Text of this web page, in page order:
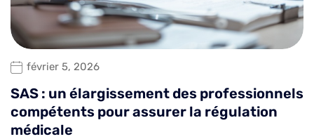
février 5, 2026
SAS : un élargissement des professionnels
compétents pour assurer la régulation
médicale